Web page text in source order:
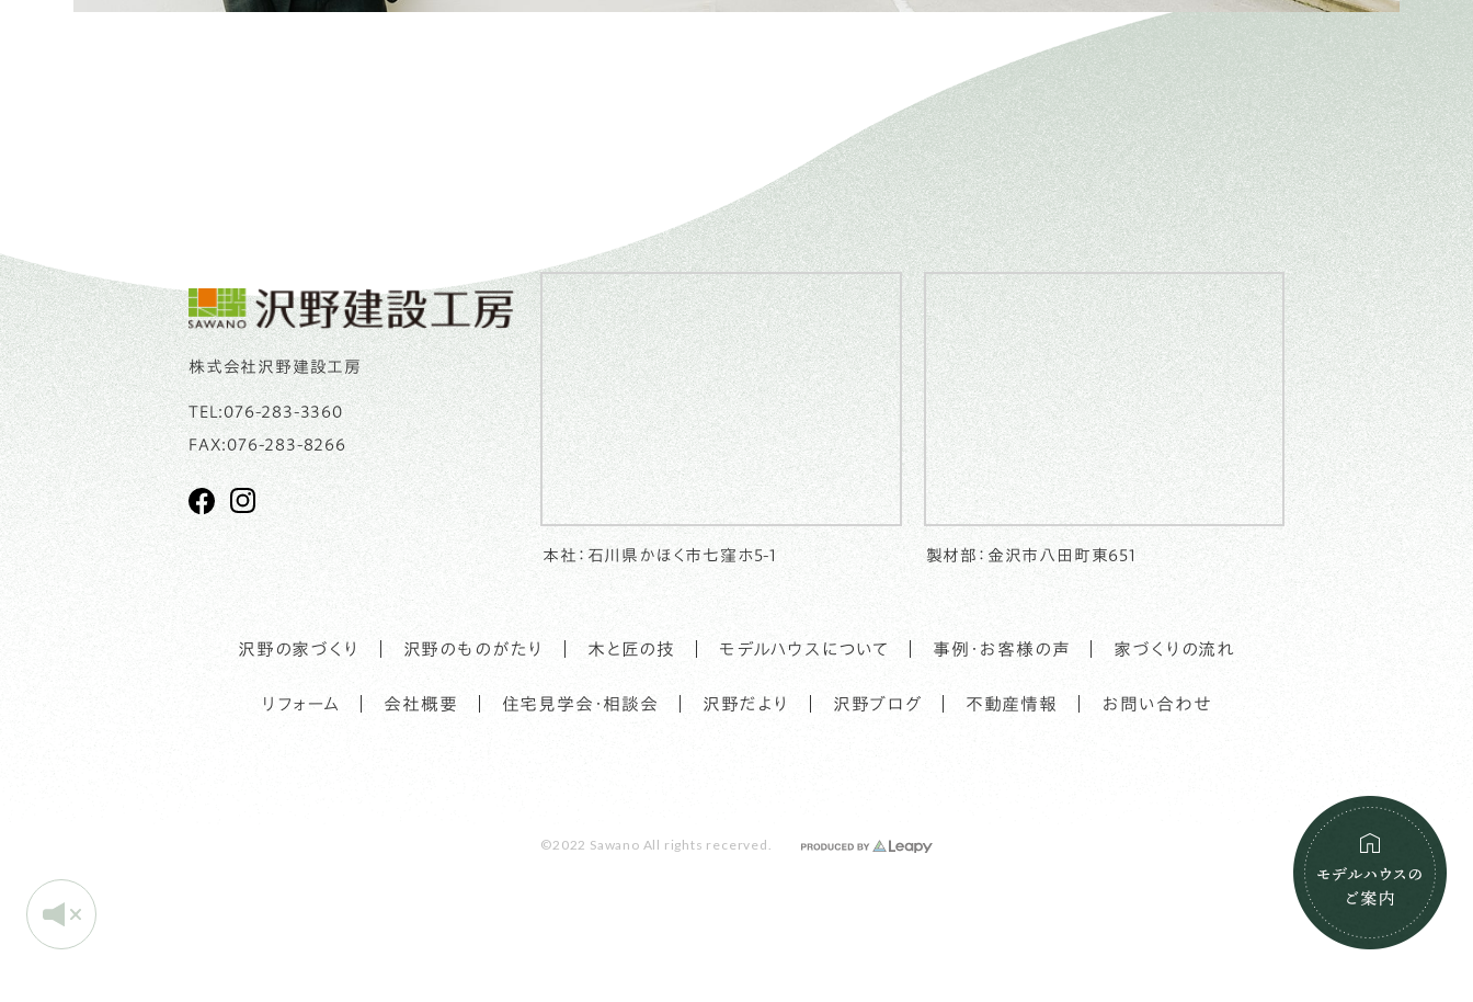
株式会社沢野建設工房
TEL:076-283-3360
FAX:076-283-8266
本社：石川県かほく市七窪ホ5-1 製材部：金沢市八田町東651
沢野の家づくり 沢野のものがたり 木と匠の技 モデルハウスについて 事例・お客様の声 家づくりの流れ
リフォーム 会社概要 住宅見学会・相談会 沢野だより 沢野ブログ 不動産情報 お問い合わせ
©2022 Sawano All rights recerved.